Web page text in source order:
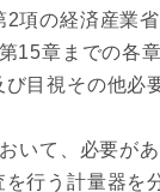
項の経済産業
15章までの各
び目視その他必
いて、必要が
を行う計量器を